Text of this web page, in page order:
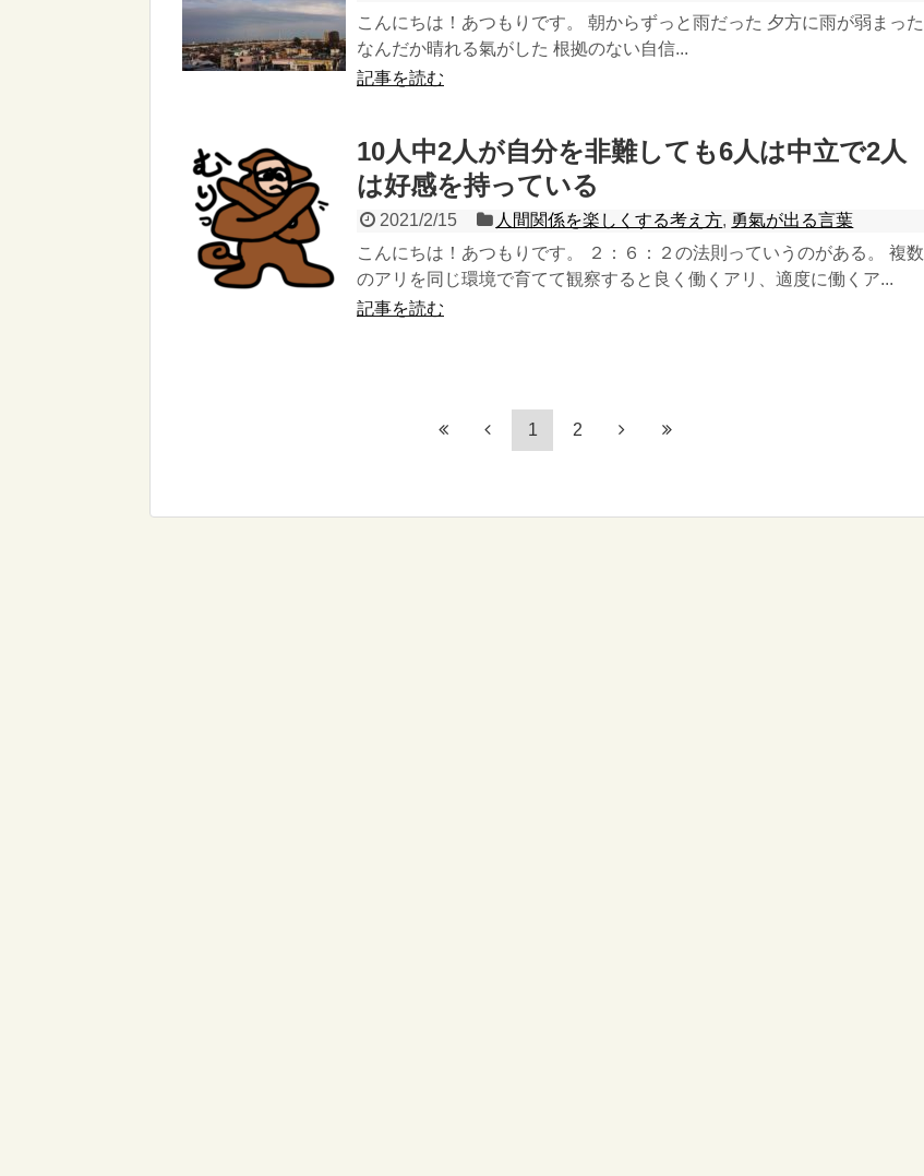
こんにちは！あつもりです。 朝からずっと雨だった 夕方に雨が弱まった
なんだか晴れる氣がした 根拠のない自信...
記事を読む
10人中2人が自分を非難しても6人は中立で2人
は好感を持っている
2021/2/15 人間関係を楽しくする考え方, 勇氣が出る言葉
こんにちは！あつもりです。 ２：６：２の法則っていうのがある。 複数
のアリを同じ環境で育てて観察すると良く働くアリ、適度に働くア...
記事を読む
1 2